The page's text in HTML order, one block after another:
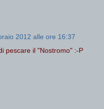
2012 alle ore 16:37
pescare il "Nostromo" :-P